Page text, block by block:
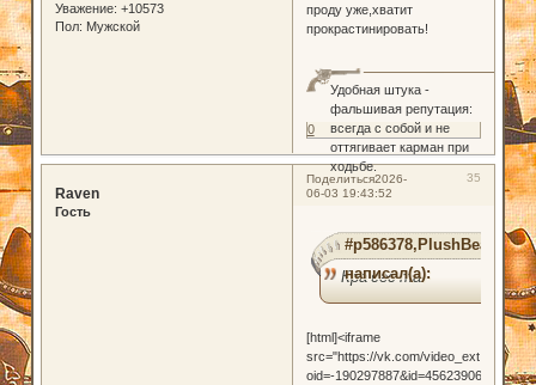
Уважение: +10573
Пол: Мужской
проду уже,хватит
прокрастинировать!
Удобная штука -
фальшивая репутация:
всегда с собой и не
оттягивает карман при
ходьбе.
0
Поделиться 35
2026-
06-03 19:43:52
Raven
Гость
#p586378,PlushBear
написал(а):
Кра сес та!
[html]<iframe
src="https://vk.com/video_ext.php?
oid=-